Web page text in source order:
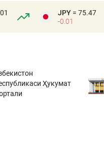
JPY = 75.47
-0.01
Ҳукумат